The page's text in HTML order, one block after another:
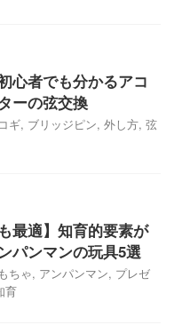
心者でも分かるアコ
ーの弦交換
ギ, ブリッジピン, 外し方, 弦
最適】知育的要素が
パンマンの玩具5選
ちゃ, アンパンマン, プレゼ
育